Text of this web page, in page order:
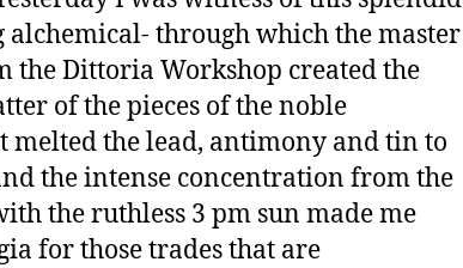
alchemical- through which the master
the Dittoria Workshop created the
of the pieces of the noble
the lead, antimony and tin to
the intense concentration from the
the ruthless 3 pm sun made me
for those trades that are